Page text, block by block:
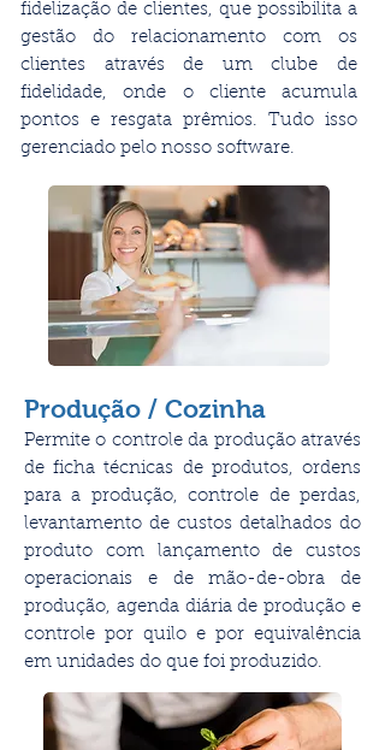
fidelização de clientes, que possibilita a
gestão do relacionamento com os
clientes através de um clube de
fidelidade, onde o cliente acumula
pontos e resgata prêmios. Tudo isso
gerenciado pelo nosso software.
Produção / Cozinha
Permite o controle da produção através
de ficha técnicas de produtos, ordens
para a produção, controle de perdas,
levantamento de custos detalhados do
produto com lançamento de custos
operacionais e de mão-de-obra de
produção, agenda diária de produção e
controle por quilo e por equivalência
em unidades do que foi produzido.